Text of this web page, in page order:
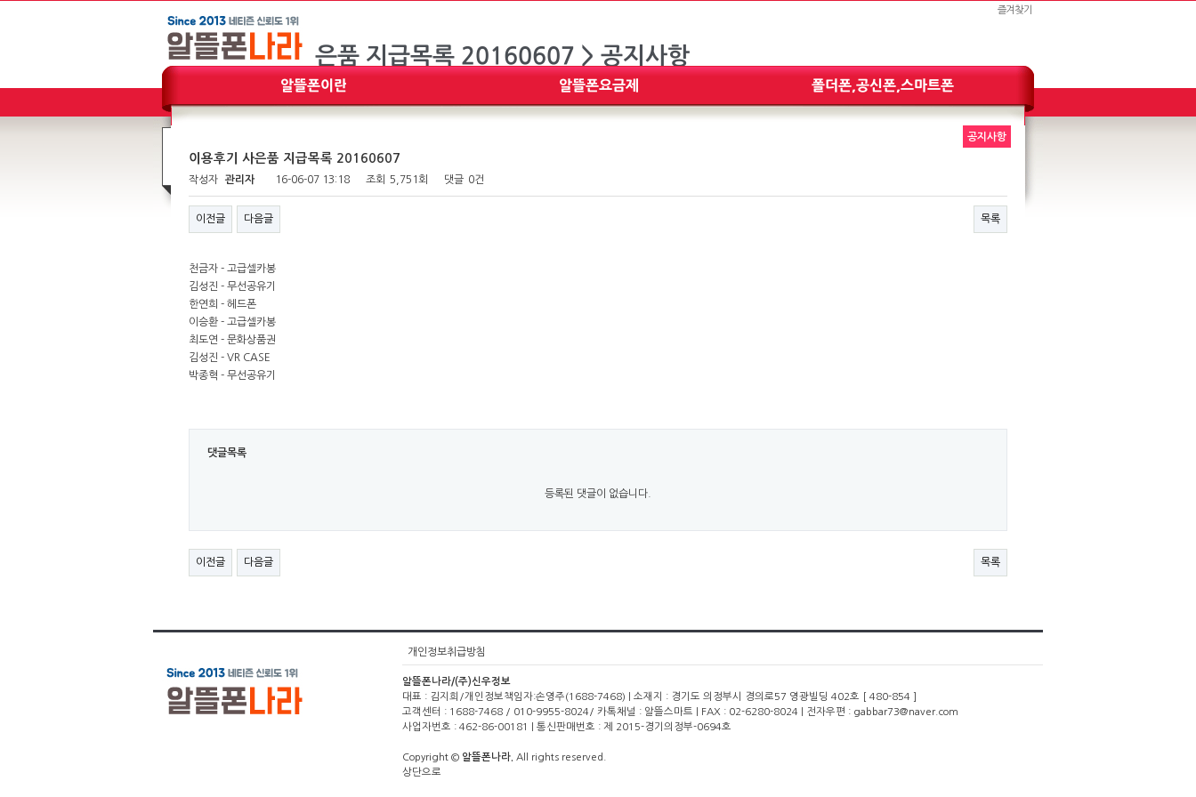
즐겨찾기
공지사항
이용후기 사은품 지급목록 20160607
작성자 관리자 16-06-07 13:18 조회 5,751회 댓글 0건
이전글 다음글 목록
천금자 - 고급셀카봉
김성진 - 무선공유기
한연희 - 헤드폰
이승환 - 고급셀카봉
최도연 - 문화상품권
김성진 - VR CASE
박종혁 - 무선공유기
댓글목록
등록된 댓글이 없습니다.
이전글 다음글 목록
개인정보취급방침
알뜰폰나라/(주)신우정보
대표 : 김지희/개인정보책임자:손영주(1688-7468) | 소재지 : 경기도 의정부시 경의로57 영광빌딩 402호 [ 480-854 ]
고객센터 : 1688-7468 / 010-9955-8024/ 카톡채널 : 알뜰스마트 | FAX : 02-6280-8024 | 전자우편 : gabbar73@naver.com
사업자번호 : 462-86-00181 | 통신판매번호 : 제 2015-경기의정부-0694호
Copyright © 알뜰폰나라. All rights reserved.
상단으로